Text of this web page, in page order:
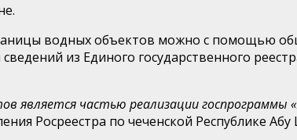
водных объектов можно с помощью
из Единого государственного
является частью реализации
Росреестра по чеченской Республике